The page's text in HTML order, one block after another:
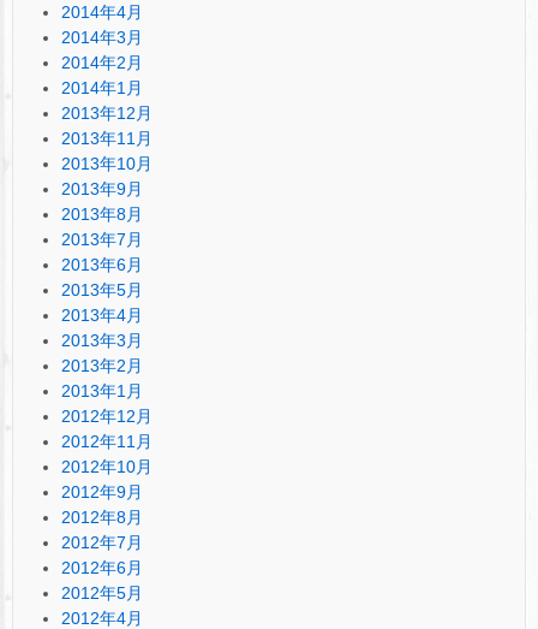
2014年4月
2014年3月
2014年2月
2014年1月
2013年12月
2013年11月
2013年10月
2013年9月
2013年8月
2013年7月
2013年6月
2013年5月
2013年4月
2013年3月
2013年2月
2013年1月
2012年12月
2012年11月
2012年10月
2012年9月
2012年8月
2012年7月
2012年6月
2012年5月
2012年4月